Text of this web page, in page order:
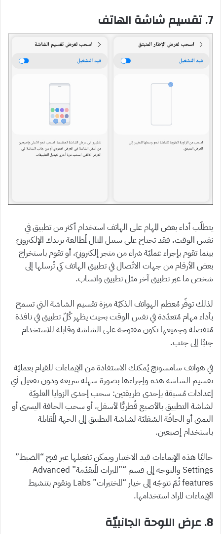
7. تقسيم شاشة الهاتف
يتطلّب أداء بعض المهام على الهاتف استخدام أكثر من تطبيق في
نفس الوقت، فقد تحتاج على سبيل المثال لمُطالعة بريدك الإلكترونيّ
بينما تقوم بإجراء عمليّة شراء من متجر إلكترونيّ، أو تقوم باستخراج
بعض الأرقام من جهات الاتّصال في تطبيق الهاتف كي تُرسلها إلى
شخص ما عبر تطبيق آخر مثل تطبيق واتساب.
لذلك توفّر مُعظم الهواتف الذكيّة ميزة تقسيم الشاشة التي تسمح
بأداء مهام مُتعدّدة في نفس الوقت بحيث يظهر كُلّ تطبيق في نافذة
مُنفصلة وجميعها تكون مفتوحة على الشاشة وقابلة للاستخدام
جنبًا إلى جنب.
في هواتف سامسونج يُمكنك الاستفادة من الإيماءات للقيام بعمليّة
تقسيم الشاشة هذه وإجراءها بصورة سهلة سريعة ودون تفعيل أي
إعدادات مُسبقة بإحدى طريقتين: سحب إحدى الزوايا العلويّة
لشاشة التطبيق بالأصبع قُطريًّا لأسفل، أو سحب الحافة اليسرى أو
اليمنى أو الحافّة السُفليّة لشاشة التطبيق إلى الجهة المُقابلة
باستخدام إصبعين.
حاليًا هذه الإيماءات قيد الاختبار ويمكن تفعيلها عبر فتح “الضبط”
Settings والتوجه إلى قسم “”الميزات المُتقدّمة” Advanced
features ثُمّ نتوجّه إلى خيار “المختبرات” Labs ونقوم بتنشيط
الإيماءات المراد استخدامها.
8. عرض اللوحة الجانبيّة